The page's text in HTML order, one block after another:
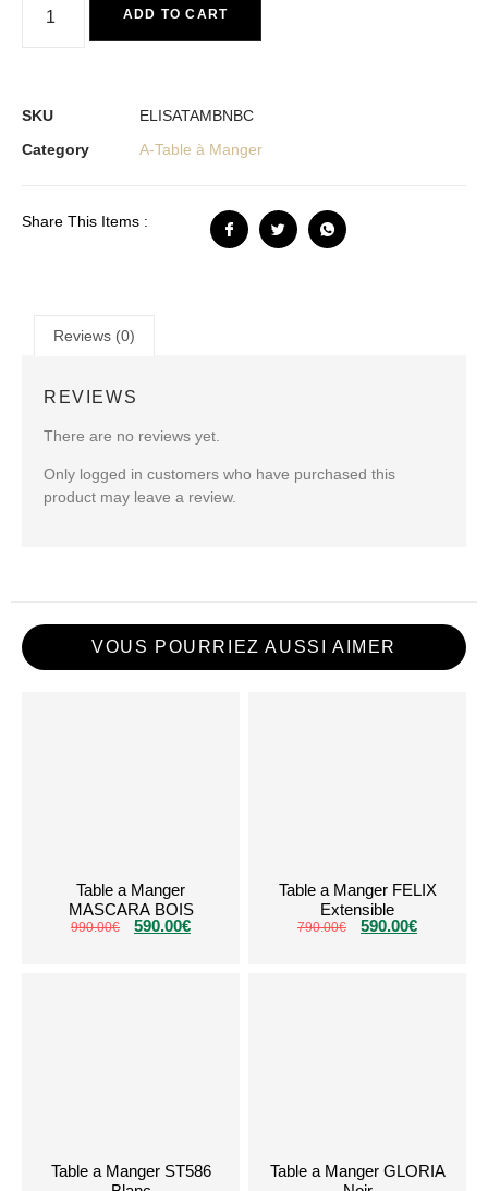
ADD TO CART
SKU
ELISATAMBNBC
Category
A-Table à Manger
Share This Items :
Reviews (0)
REVIEWS
There are no reviews yet.
Only logged in customers who have purchased this
product may leave a review.
VOUS POURRIEZ AUSSI AIMER
Table a Manger
MASCARA BOIS
990.00€ 590.00€
Table a Manger FELIX
Extensible
790.00€ 590.00€
Table a Manger ST586
Table a Manger GLORIA